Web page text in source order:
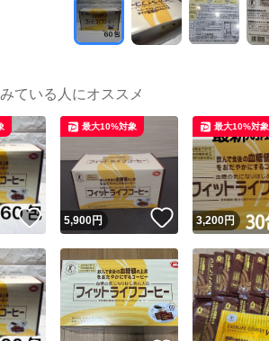
ている人にオススメ
いいね！
5,900円 いいね！
最大10%対象
3,200円
最大10%対象